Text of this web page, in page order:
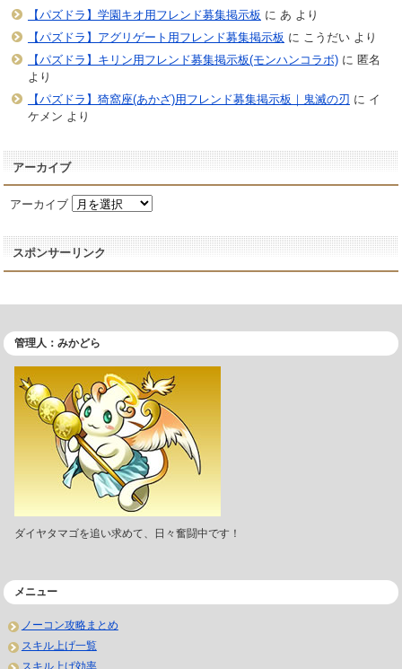
【パズドラ】学園キオ用フレンド募集掲示板 に あ より
【パズドラ】アグリゲート用フレンド募集掲示板 に こうだいより
【パズドラ】キリン用フレンド募集掲示板(モンハンコラボ)に 匿名
より
【パズドラ】猗窩座(あかざ)用フレンド募集掲示板｜鬼滅の刃 に イ
ケメン より
アーカイブ
アーカイブ
スポンサーリンク
管理人：みかどら
ダイヤタマゴを追い求めて、日々奮闘中です！
メニュー
ノーコン攻略まとめ
スキル上げ一覧